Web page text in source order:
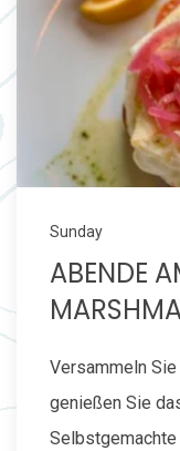
Sunday
ABENDE
Versammeln
genießen Sie